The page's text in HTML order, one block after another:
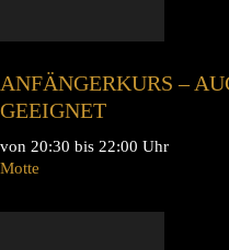
ANFÄNGERKURS –
GEEIGNET
von 20:30 bis 22:00 Uhr
Motte